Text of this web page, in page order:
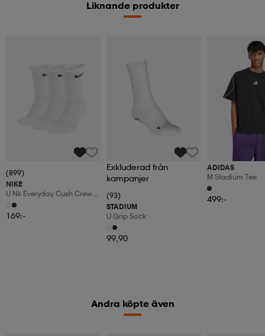
Liknande produkter
(899)
NIKE
U Nk Everyday Cush Crew
3pr
169:-
Exkluderad från
kampanjer
(93)
STADIUM
U Grip Sock
99,90
ADIDAS
M Stadium Tee
499:-
Andra köpte även